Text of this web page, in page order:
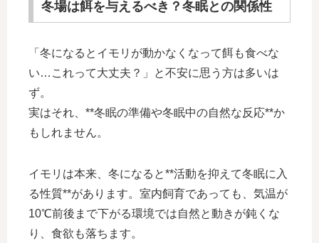
冬場は餌を与えるべき？冬眠との関係性
「冬になるとイモリが動かなくなって餌も食べな
い…これって大丈夫？」と不安に思う方は多いは
ず。
実はそれ、**冬眠の準備や冬眠中の自然な反応**か
もしれません。
イモリは本来、冬になると**活動を抑えて冬眠に入
る性質**があります。室内飼育であっても、気温が
10℃前後まで下がる環境では自然と動きが鈍くな
り、食欲も落ちます。